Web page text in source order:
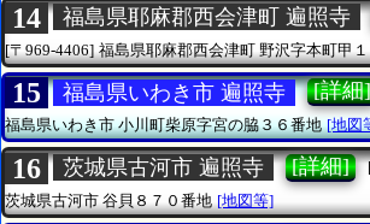
14 福島県耶麻郡西会津町 遍照寺
[〒969-4406] 福島県耶麻郡西会津町 野沢字本町甲
15 福島県いわき市 遍照寺 [詳細]
福島県いわき市小川町柴原字宮の脇３６番地 [地図
16 茨城県古河市 遍照寺 [詳細]
茨城県古河市 谷貝８７０番地 [地図等]